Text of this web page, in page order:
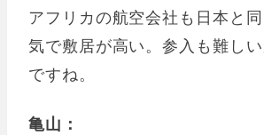
アフリカの航空会社も日本と
気で敷居が高い。参入も難し
ですね。
亀山：